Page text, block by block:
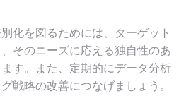
化を図るためには、ターゲット
そのニーズに応える独自性のあ
す。また、定期的にデータ分析
戦略の改善につなげましょう。